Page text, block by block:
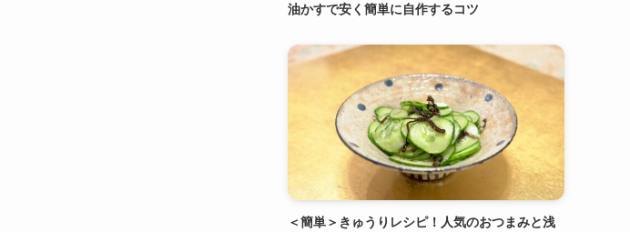
油かすで安く簡単に自作するコツ
＜簡単＞きゅうりレシピ！人気のおつまみと浅